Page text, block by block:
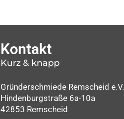
Kontakt
Kurz & knapp
Gründerschmiede Remscheid e.V.
Hindenburgstraße 6a-10a
42853 Remscheid